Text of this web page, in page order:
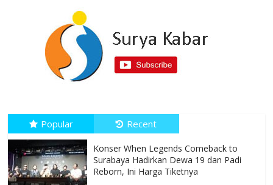
Popular Recent
Konser When Legends Comeback to
Surabaya Hadirkan Dewa 19 dan Padi
Reborn, Ini Harga Tiketnya